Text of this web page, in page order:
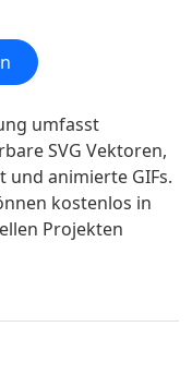
umfasst
SVG Vektoren,
und animierte GIFs.
kostenlos in
Projekten